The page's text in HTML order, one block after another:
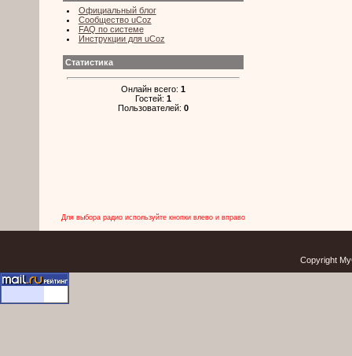
Официальный блог
Сообщество uCoz
FAQ по системе
Инструкции для uCoz
Статистика
Онлайн всего: 1
Гостей: 1
Пользователей: 0
Для выбора радио используйте кнопки влево и вправо
Copyright